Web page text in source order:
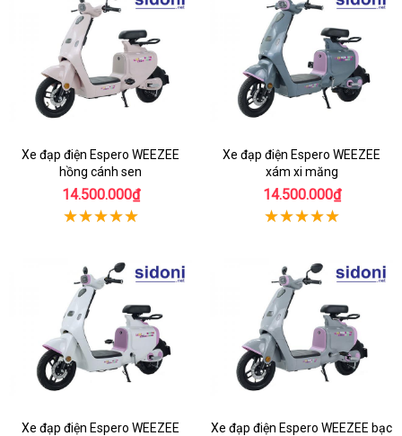
Xe đạp điện Espero WEEZEE
hồng cánh sen
14.500.000₫
Xe đạp điện Espero WEEZEE
xám xi măng
14.500.000₫
Xe đạp điện Espero WEEZEE
Xe đạp điện Espero WEEZEE bạc